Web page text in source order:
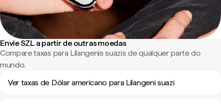
Envie SZL a partir de outras moedas
Compare taxas para Lilangenis suazis de qualquer parte do
mundo.
Ver taxas de Dólar americano para Lilangeni suazi